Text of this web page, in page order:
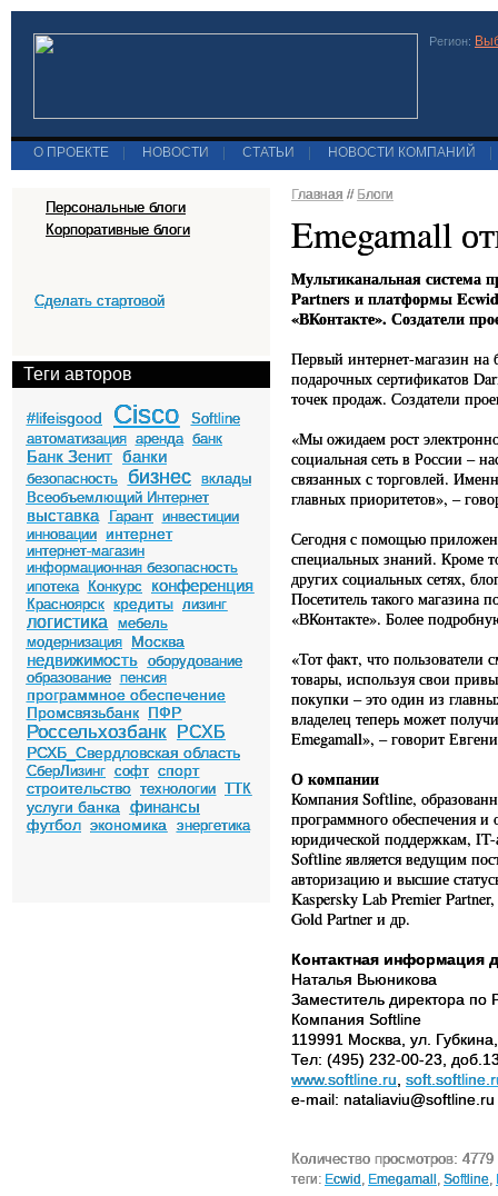
Регион:
О ПРОЕКТЕ НОВОСТИ СТАТЬИ НОВОСТИ КОМПАНИЙ
Персональные блоги
Корпоративные блоги
Сделать стартовой
Теги авторов
#lifeisgood Cisco
Softline
автоматизация аренда банк
Банк Зенит банки
безопасность бизнес
вклады
Всеобъемлющий Интернет
выставка Гарант инвестиции
инновации
интернет
интернет-магазин
информационная безопасность
ипотека
Конкурс конференция
Красноярск кредиты лизинг
логистика
мебель
модернизация
Москва
недвижимость оборудование
образование пенсия
программное обеспечение
Промсвязьбанк ПФР
Россельхозбанк РСХБ
РСХБ_Свердловская область
СберЛизинг софт спорт
строительство технологии ТТК
услуги банка финансы
футбол экономика энергетика
Главная // Блоги
Emegamall
Мультиканальная система
Partners и платформы Ecwid
«ВКонтакте». Создатели
Первый интернет-магазин на
подарочных сертификатов
точек продаж. Создатели
«Мы ожидаем рост
социальная сеть в России –
связанных с торговлей.
главных приоритетов», –
Сегодня с помощью
специальных знаний. Кроме
других социальных сетях,
Посетитель такого магазина
«ВКонтакте». Более
«Тот факт, что пользователи
товары, используя свои
покупки – это один из
владелец теперь может
Emegamall», – говорит
О компании
Компания Softline,
программного обеспечения и
юридической поддержкам, IT-
Softline является ведущим
авторизацию и высшие
Kaspersky Lab Premier
Gold Partner и др.
Контактная информация
Наталья Вьюникова
Заместитель директора по
Компания Softline
119991 Москва, ул.
Тел: (495) 232-00-23,
www.softline.ru
e-mail: nataliaviu@softline.ru
Количество просмотров: 4779
теги: Ecwid Emegamall Softline